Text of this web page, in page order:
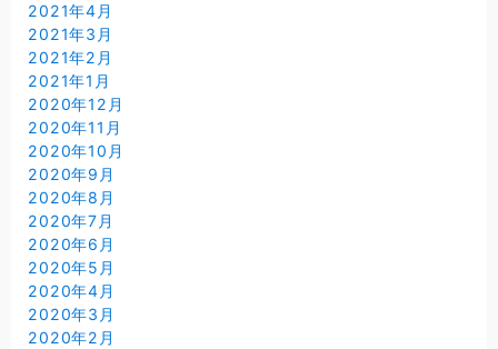
2021年4月
2021年3月
2021年2月
2021年1月
2020年12月
2020年11月
2020年10月
2020年9月
2020年8月
2020年7月
2020年6月
2020年5月
2020年4月
2020年3月
2020年2月